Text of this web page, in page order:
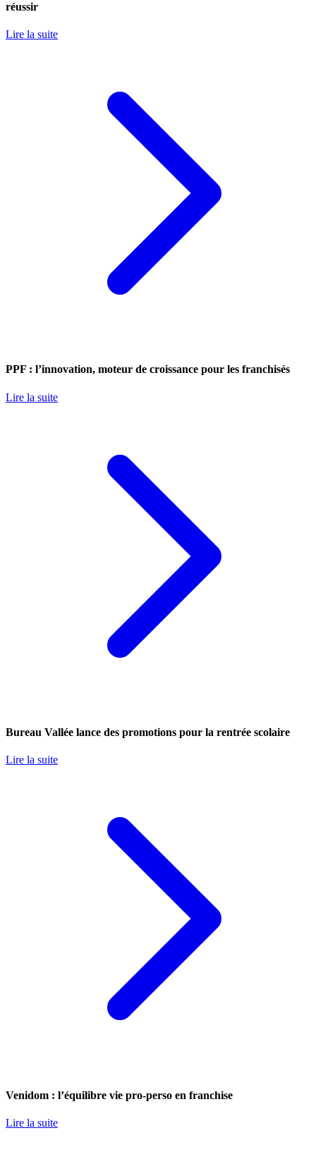
réussir
Lire la suite
PPF : l’innovation, moteur de croissance pour les franchisés
Lire la suite
Bureau Vallée lance des promotions pour la rentrée scolaire
Lire la suite
Venidom : l’équilibre vie pro-perso en franchise
Lire la suite